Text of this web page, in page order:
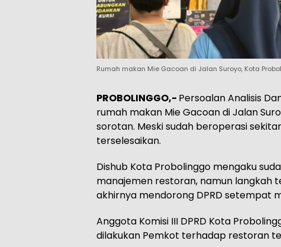
Rumah makan Mie Gacoan di Jalan Suroyo, Kota
PROBOLINGGO,- Persoalan Analisis
rumah makan Mie Gacoan di Jalan
sorotan. Meski sudah beroperasi
terselesaikan.
Dishub Kota Probolinggo mengaku
manajemen restoran, namun langkah
akhirnya mendorong DPRD setempat
Anggota Komisi III DPRD Kota
dilakukan Pemkot terhadap restoran